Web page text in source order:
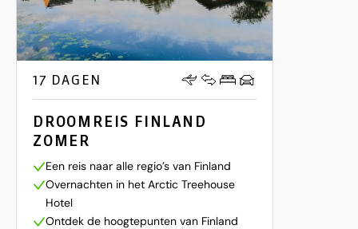
17 DAGEN
DROOMREIS FINLAND
ZOMER
Een reis naar alle regio’s van Finland
Overnachten in het Arctic Treehouse
Hotel
Ontdek de hoogtepunten van Finland